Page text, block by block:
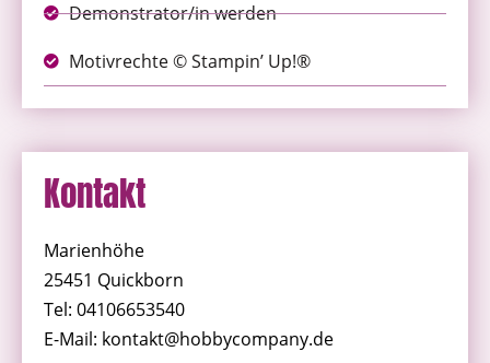
Demonstrator/in werden
Motivrechte © Stampin’ Up!®
Kontakt
Marienhöhe
25451 Quickborn
Tel: 04106653540
E-Mail: kontakt@hobbycompany.de